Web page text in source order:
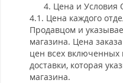
Цена и Условия
4.1. Цена каждого
Продавцом и
магазина. Цена
цен всех включенных
доставки, которая
магазина.